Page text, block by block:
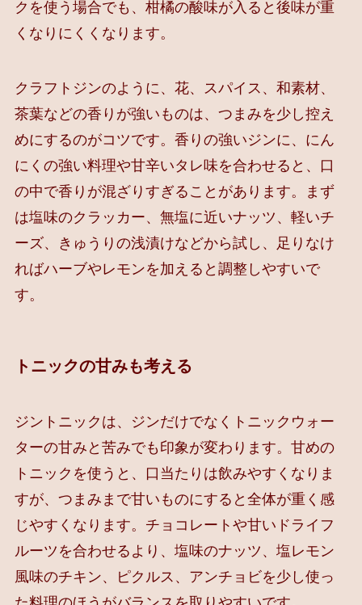
クを使う場合でも、柑橘の酸味が入ると後味が重
くなりにくくなります。
クラフトジンのように、花、スパイス、和素材、
茶葉などの香りが強いものは、つまみを少し控え
めにするのがコツです。香りの強いジンに、にん
にくの強い料理や甘辛いタレ味を合わせると、口
の中で香りが混ざりすぎることがあります。まず
は塩味のクラッカー、無塩に近いナッツ、軽いチ
ーズ、きゅうりの浅漬けなどから試し、足りなけ
ればハーブやレモンを加えると調整しやすいで
す。
トニックの甘みも考える
ジントニックは、ジンだけでなくトニックウォー
ターの甘みと苦みでも印象が変わります。甘めの
トニックを使うと、口当たりは飲みやすくなりま
すが、つまみまで甘いものにすると全体が重く感
じやすくなります。チョコレートや甘いドライフ
ルーツを合わせるより、塩味のナッツ、塩レモン
風味のチキン、ピクルス、アンチョビを少し使っ